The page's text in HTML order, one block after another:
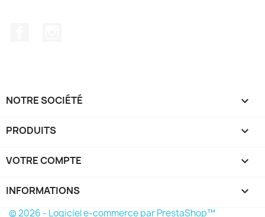
NOTRE SOCIÉTÉ 
PRODUITS 
VOTRE COMPTE 
INFORMATIONS keyboard_arrow_down
© 2026 - Logiciel e-commerce par PrestaShop™